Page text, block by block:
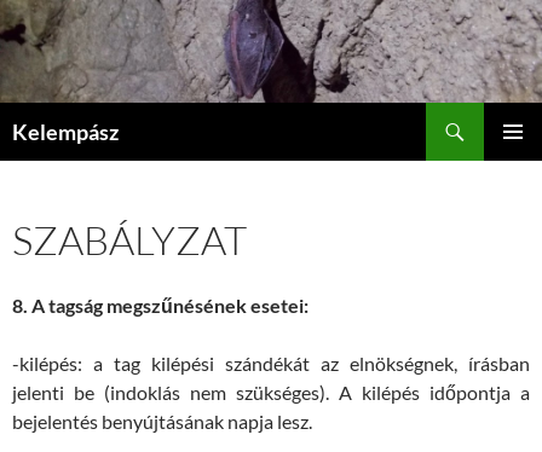
Tartalomhoz
Kelempász
SZABÁLYZAT
8. A tagság megszűnésének esetei:
-kilépés: a tag kilépési szándékát az elnökségnek, írásban
jelenti be (indoklás nem szükséges). A kilépés időpontja a
bejelentés benyújtásának napja lesz.